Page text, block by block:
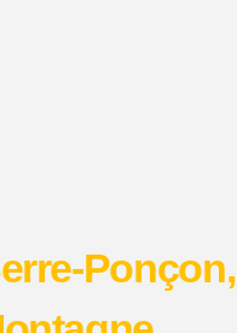
Ponçon,